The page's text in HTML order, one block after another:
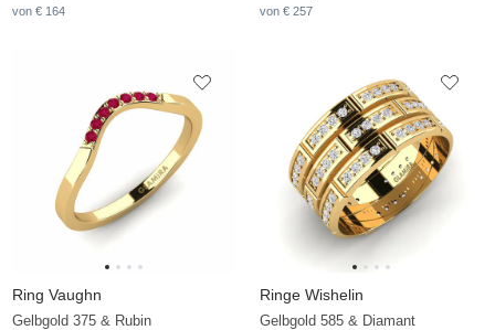
von € 164 von € 257
Ring Vaughn
Gelbgold 375 & Rubin
Ringe Wishelin
Gelbgold 585 & Diamant